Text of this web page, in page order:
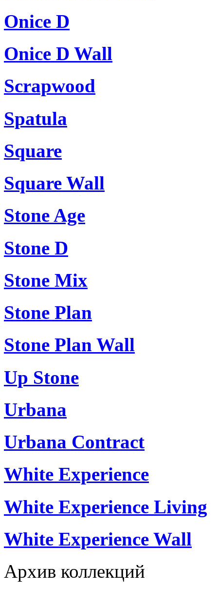
Onice D
Onice D Wall
Scrapwood
Spatula
Square
Square Wall
Stone Age
Stone D
Stone Mix
Stone Plan
Stone Plan Wall
Up Stone
Urbana
Urbana Contract
White Experience
White Experience Living
White Experience Wall
Архив коллекций